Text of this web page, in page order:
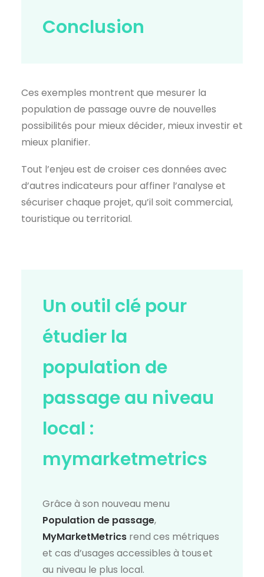
Conclusion
Ces exemples montrent que mesurer la
population de passage ouvre de nouvelles
possibilités pour mieux décider, mieux investir et
mieux planifier.
Tout l’enjeu est de croiser ces données avec
d’autres indicateurs pour affiner l’analyse et
sécuriser chaque projet, qu’il soit commercial,
touristique ou territorial.
Un outil clé pour
étudier la
population de
passage au niveau
local :
mymarketmetrics
Grâce à son nouveau menu
Population de passage,
MyMarketMetrics rend ces métriques
et cas d’usages accessibles à tous et
au niveau le plus local.